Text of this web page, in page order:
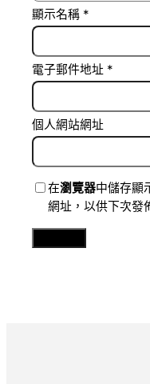
顯示名稱 *
電子郵件地址 *
個人網站網址
在瀏覽器中儲存顯
網址，以供下次發